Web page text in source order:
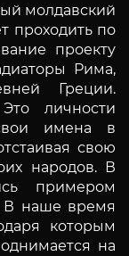
молдавский
проходить по
проекту
Рима,
Греции.
личности
имена в
свою
народов. В
примером
В наше время
которым
на